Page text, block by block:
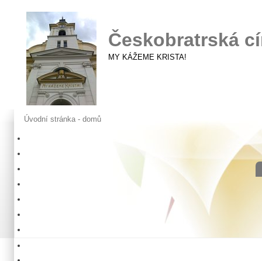
Českobratrská
MY KÁŽEME KRISTA!
Úvodní stránka - domů